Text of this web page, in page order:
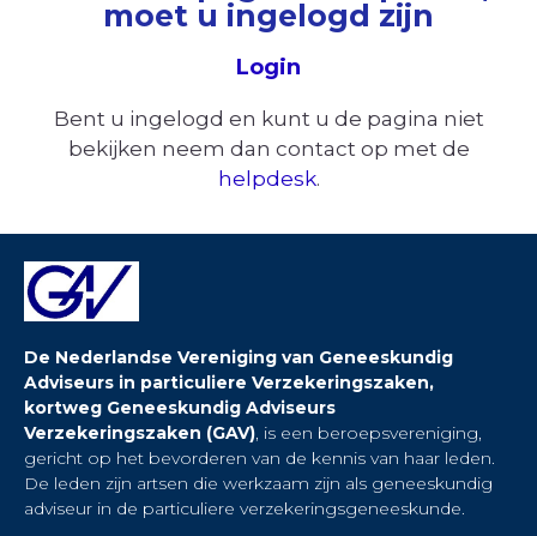
moet u ingelogd zijn
Login
Bent u ingelogd en kunt u de pagina niet
bekijken neem dan contact op met de
helpdesk.
De Nederlandse Vereniging van Geneeskundig
Adviseurs in particuliere Verzekeringszaken,
kortweg Geneeskundig Adviseurs
Verzekeringszaken (GAV), is een beroepsvereniging,
gericht op het bevorderen van de kennis van haar leden.
De leden zijn artsen die werkzaam zijn als geneeskundig
adviseur in de particuliere verzekeringsgeneeskunde.